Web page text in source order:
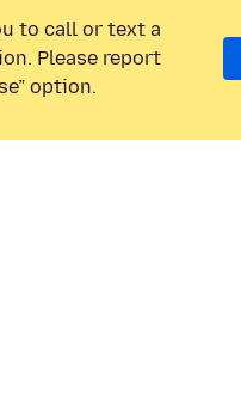
to call or text a
Please report
option.